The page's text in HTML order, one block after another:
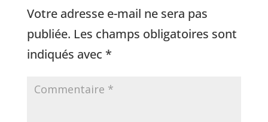
Votre adresse e-mail ne sera pas
publiée. Les champs obligatoires sont
indiqués avec *